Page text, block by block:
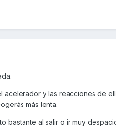
acelerador y las reacciones de
más lenta.
bastante al salir o ir muy